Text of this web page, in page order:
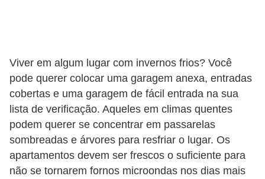
Viver em algum lugar com invernos frios? Você
pode querer colocar uma garagem anexa, entradas
cobertas e uma garagem de fácil entrada na sua
lista de verificação. Aqueles em climas quentes
podem querer se concentrar em passarelas
sombreadas e árvores para resfriar o lugar. Os
apartamentos devem ser frescos o suficiente para
não se tornarem fornos microondas nos dias mais